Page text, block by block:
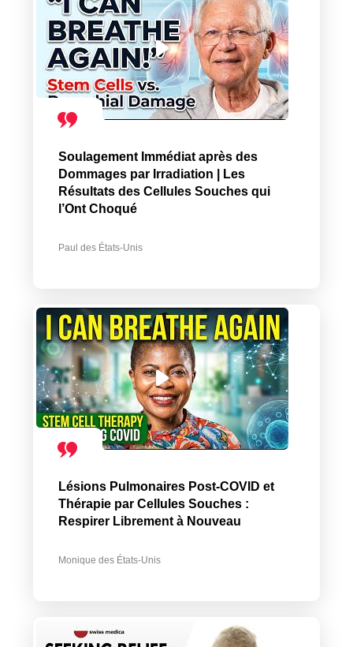
Soulagement Immédiat après des
Dommages par Irradiation | Les
Résultats des Cellules Souches qui
l’Ont Choqué
Paul des États-Unis
Lésions Pulmonaires Post-COVID et
Thérapie par Cellules Souches :
Respirer Librement à Nouveau
Monique des États-Unis